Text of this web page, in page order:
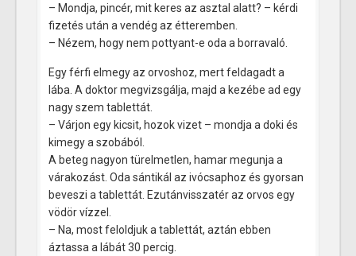
– Mondja, pincér, mit keres az asztal alatt? – kérdi
fizetés után a vendég az étteremben.
– Nézem, hogy nem pottyant-e oda a borravaló.
Egy férfi elmegy az orvoshoz, mert feldagadt a
lába. A doktor megvizsgálja, majd a kezébe ad egy
nagy szem tablettát.
– Várjon egy kicsit, hozok vizet – mondja a doki és
kimegy a szobából.
A beteg nagyon türelmetlen, hamar megunja a
várakozást. Oda sántikál az ivócsaphoz és gyorsan
beveszi a tablettát. Ezutánvisszatér az orvos egy
vödör vízzel.
– Na, most feloldjuk a tablettát, aztán ebben
áztassa a lábát 30 percig.